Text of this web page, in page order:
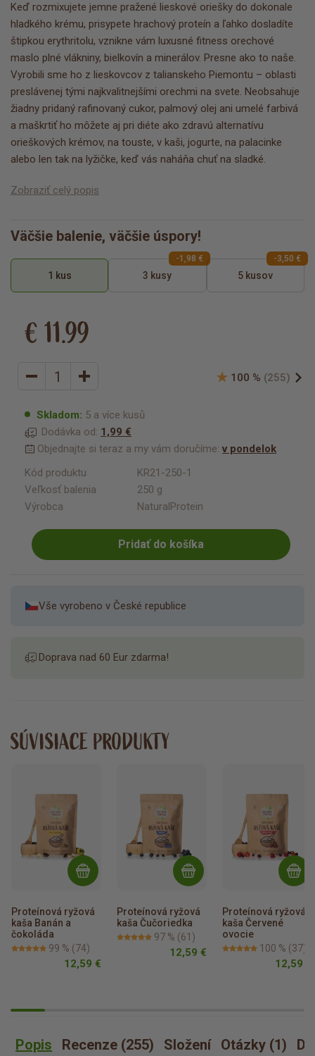
Keď rozmixujete jemne pražené lieskové oriešky do dokonale
hladkého krému, prisypete hrachový proteín a ľahko dosladíte
štipkou erythritolu, vznikne vám luxusné fitness orechové
maslo plné vlákniny, bielkovín a minerálov. Presne ako to naše.
Vyrobili sme ho z lieskovcov z talianskeho Piemontu – oblasti
preslávenej tými najkvalitnejšími orechmi na svete. Neobsahuje
žiadny pridaný rafinovaný cukor, palmový olej ani umelé farbivá
a maškrtiť ho môžete aj pri diéte ako zdravú alternatívu
orieškových krémov, na touste, v kaši, jogurte, na palacinke
alebo len tak na lyžičke, keď vás naháňa chuť na sladké.
Zobraziť celý popis
Väčšie balenie, väčšie úspory!
1 kus 3 kusy
-1,98 €
5 kusov
-3,50 €
100 % (255)
€ 11.99
Skladom: 5 a více kusů
Dodávka od: 1,99 €
Objednajte si teraz a my vám doručíme: v pondelok
Kód produktu
KR21-250-1
Veľkosť balenia
250 g
Výrobca
NaturalProtein
Pridať do košíka
Vše vyrobeno v České republice
Doprava nad 60 Eur zdarma!
SÚVISIACE PRODUKTY
Proteínová ryžová
kaša Banán a
čokoláda
99 % (74)
12,59 €
Proteínová ryžová
kaša Čučoriedka
97 % (61)
12,59 €
Proteínová ryžová
kaša Červené
ovocie
100 % (37)
12,59 €
Popis Recenze (255) Složení Otázky (1)